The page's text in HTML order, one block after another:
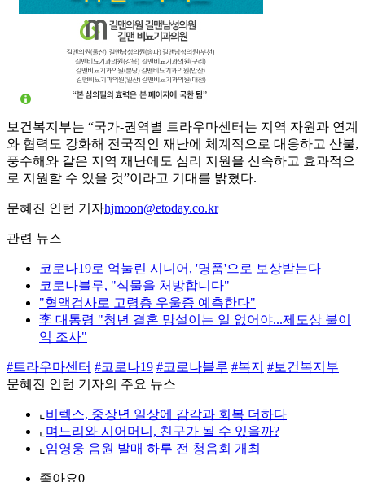
보건복지부는 “국가-권역별 트라우마센터는 지역 자원과 연계
와 협력도 강화해 전국적인 재난에 체계적으로 대응하고 산불,
풍수해와 같은 지역 재난에도 심리 지원을 신속하고 효과적으
로 지원할 수 있을 것”이라고 기대를 밝혔다.
문혜진 인턴 기자hjmoon@etoday.co.kr
관련 뉴스
코로나19로 억눌린 시니어, '명품'으로 보상받는다
코로나블루, "식물을 처방합니다"
"혈액검사로 고령층 우울증 예측한다"
李 대통령 "청년 결혼 망설이는 일 없어야...제도상 불이
익 조사"
#트라우마센터 #코로나19 #코로나블루 #복지 #보건복지부
문혜진 인턴 기자의 주요 뉴스
⌞ 비렉스, 중장년 일상에 감각과 회복 더하다
⌞ 며느리와 시어머니, 친구가 될 수 있을까?
⌞ 임영웅 음원 발매 하루 전 청음회 개최
좋아요0